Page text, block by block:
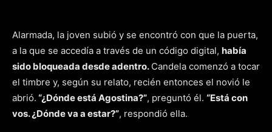
Alarmada, la joven subió y se encontró con que la puerta,
a la que se accedía a través de un código digital, había
sido bloqueada desde adentro. Candela comenzó a tocar
el timbre y, según su relato, recién entonces el novió le
abrió. “¿Dónde está Agostina?”, preguntó él. “Está con
vos. ¿Dónde va a estar?”, respondió ella.